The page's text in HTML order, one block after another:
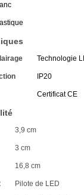
Technologie
IP20
Certificat CE
3,9 cm
3 cm
16,8 cm
Pilote de LED